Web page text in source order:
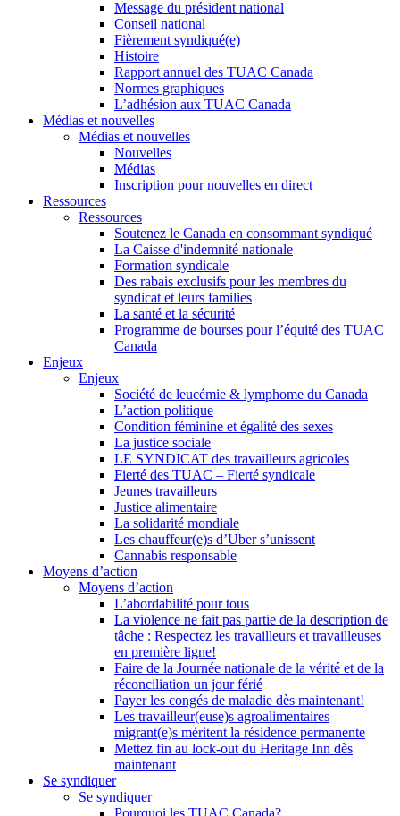
Message du président national
Conseil national
Fièrement syndiqué(e)
Histoire
Rapport annuel des TUAC Canada
Normes graphiques
L’adhésion aux TUAC Canada
Médias et nouvelles
Médias et nouvelles
Nouvelles
Médias
Inscription pour nouvelles en direct
Ressources
Ressources
Soutenez le Canada en consommant syndiqué
La Caisse d'indemnité nationale
Formation syndicale
Des rabais exclusifs pour les membres du
syndicat et leurs families
La santé et la sécurité
Programme de bourses pour l’équité des TUAC
Canada
Enjeux
Enjeux
Société de leucémie & lymphome du Canada
L’action politique
Condition féminine et égalité des sexes
La justice sociale
LE SYNDICAT des travailleurs agricoles
Fierté des TUAC – Fierté syndicale
Jeunes travailleurs
Justice alimentaire
La solidarité mondiale
Les chauffeur(e)s d’Uber s’unissent
Cannabis responsable
Moyens d’action
Moyens d’action
L’abordabilité pour tous
La violence ne fait pas partie de la description de
tâche : Respectez les travailleurs et travailleuses
en première ligne!
Faire de la Journée nationale de la vérité et de la
réconciliation un jour férié
Payer les congés de maladie dès maintenant!
Les travailleur(euse)s agroalimentaires
migrant(e)s méritent la résidence permanente
Mettez fin au lock-out du Heritage Inn dès
maintenant
Se syndiquer
Se syndiquer
Pourquoi les TUAC Canada?